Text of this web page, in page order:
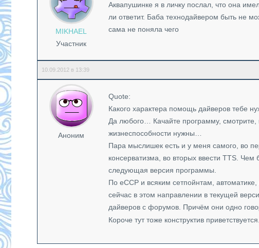
MIKHAEL
Участник
Аквапушинке я в личку послал, что она
ли ответит. Баба технодайвером быть не
сама не поняла чего
10.09.2012 в 13:39
Аноним
Quote:
Какого характера помощь дайверов тебе
Да любого… Качайте программу,
жизнеспособности нужны…
Пара мыслишек есть и у меня самого, во
консерватизма, во вторых ввести TTS.
следующая версия программы.
По еССР и всяким сетпойнтам, автоматике,
сейчас в этом направлении в текущей
дайверов с форумов. Причём они одно
Короче тут тоже конструктив приветствуется.